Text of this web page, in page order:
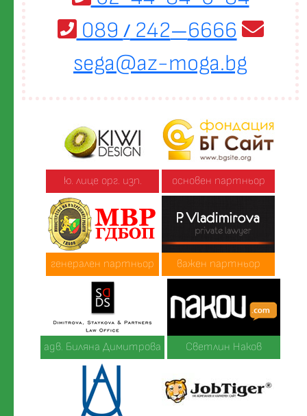
089 /242—6666
sega@az-moga.bg
ю. лице орг. изп. основен партньор
генерален партньор важен партньор
адв. Биляна Димитрова Светлин Наков